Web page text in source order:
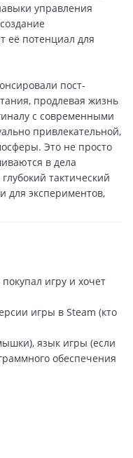
управления
её потенциал для
пост-
продлевая жизнь
с современными
привлекательной,
Это не просто
в дела
тактический
для экспериментов,
игру и хочет
игры в Steam (кто
язык игры (если
обеспечения